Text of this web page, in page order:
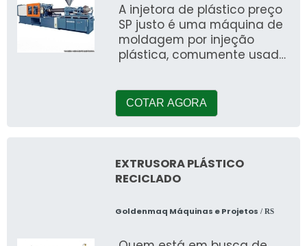
A injetora de plástico preço
SP justo é uma máquina de
moldagem por injeção
plástica, comumente usada
COTAR AGORA
EXTRUSORA PLÁSTICO
RECICLADO
Goldenmaq Máquinas e Projetos / RS